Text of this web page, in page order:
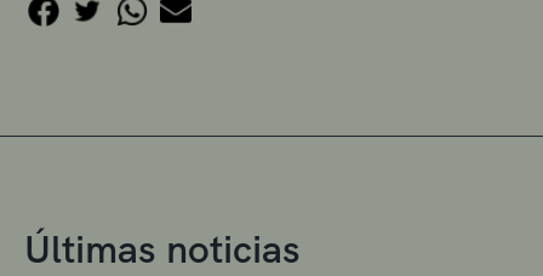
Últimas noticias